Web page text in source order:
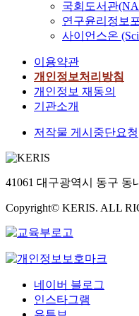
국회도서관
연구윤리정보
사이언스온
이용약관
개인정보처리방침
개인정보 재동의
기관소개
저작물 게시중단요청
41061 대구광역시 동구 동
Copyright© KERIS. ALL
네이버 블로그
인스타그램